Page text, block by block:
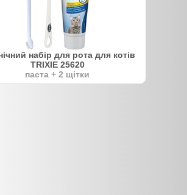
набір для рота для котів
TRIXIE 25620
паста + 2 щітки